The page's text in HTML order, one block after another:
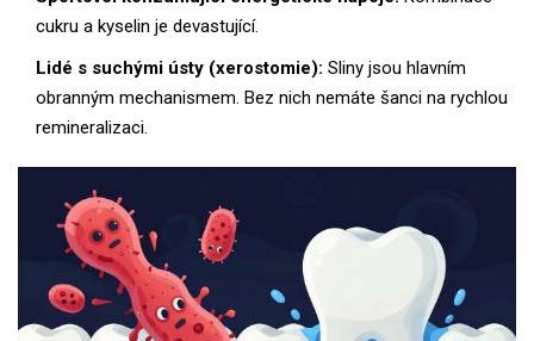
cukru a kyselin je devastující.
Lidé s suchými ústy (xerostomie): Sliny jsou hlavním
obranným mechanismem. Bez nich nemáte šanci na rychlou
remineralizaci.